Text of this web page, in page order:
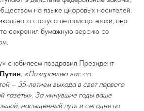
на языке цифровых носителей.
статуса летописца эпохи, она
сохранил бумажную версию со
с юбилеем поздравил Президент
. «Поздравляю вас со
– 35-летием выхода в свет первого
газеты». За минувшие годы ваше
насыщенный путь и сегодня по